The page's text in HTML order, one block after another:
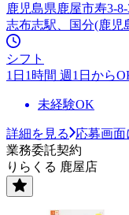
鹿児島県鹿屋市寿3-
志布志駅、国分(鹿児
シフト
1日1時間 週1日から
未経験OK
詳細を見る
応募画面
業務委託契約
りらくる 鹿屋店